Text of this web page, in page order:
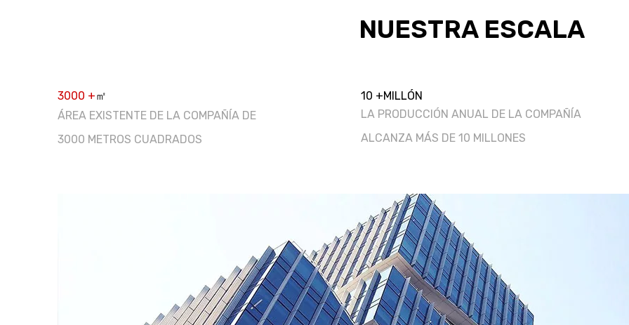
NUESTRA ESCALA
3000 +㎡
ÁREA EXISTENTE DE LA COMPAÑÍA DE
3000 METROS CUADRADOS
10 +MILLÓN
LA PRODUCCIÓN ANUAL DE LA COMPAÑÍA
ALCANZA MÁS DE 10 MILLONES